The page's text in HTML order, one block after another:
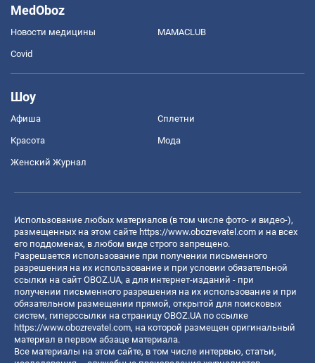
MedOboz
Новости медицины MAMACLUB
Covid
Шоу
Афиша Сплетни
Красота Мода
Женский Журнал
Использование любых материалов (в том числе фото- и видео-),
размещенных на этом сайте https://www.obozrevatel.com и на всех
его поддоменах, в любом виде строго запрещено.
Разрешается использование при получении письменного
разрешения на их использование и при условии обязательной
ссылки на сайт OBOZ.UA, а для интернет-изданий - при
получении письменного разрешения на их использование и при
обязательном размещении прямой, открытой для поисковых
систем, гиперссылки на страницу OBOZ.UA по ссылке
https://www.obozrevatel.com, на которой размещен оригинальный
материал в первом абзаце материала.
Все материалы на этом сайте, в том числе интервью, статьи,